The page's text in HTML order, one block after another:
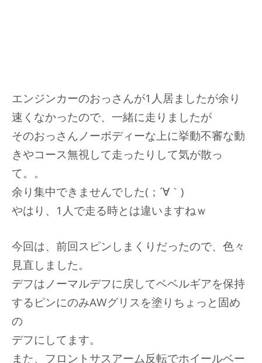
エンジンカーのおっさんが1人居ましたが余り
速くなかったので、一緒に走りましたが
そのおっさんノーボディーな上に挙動不審な動
きやコース無視して走ったりして気が散っ
て。。
余り集中できませんでした(；´∀｀)
やはり、1人で走る時とは違いますねｗ
今回は、前回スピンしまくりだったので、色々
見直しました。
デフはノーマルデフに戻してベベルギアを保持
するピンにのみAWグリスを塗りちょっと固め
の
デフにしてます。
また、フロントサスアーム反転でホイールベー